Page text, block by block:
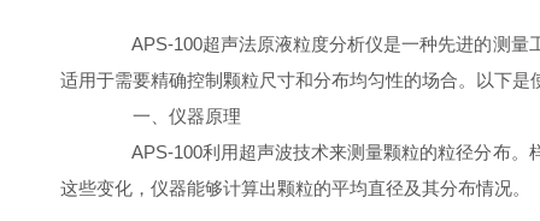
APS-100超声法原液粒度分析仪是一种先进的测量
适用于需要精确控制颗粒尺寸和分布均匀性的场合。以下
一、仪器原理
APS-100利用超声波技术来测量颗粒的粒径分布。
这些变化，仪器能够计算出颗粒的平均直径及其分布情况。